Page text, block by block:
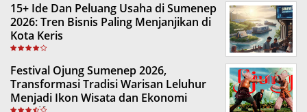
15+ Ide Dan Peluang Usaha di Sumenep
2026: Tren Bisnis Paling Menjanjikan di
Kota Keris
Festival Ojung Sumenep 2026,
Transformasi Tradisi Warisan Leluhur
Menjadi Ikon Wisata dan Ekonomi